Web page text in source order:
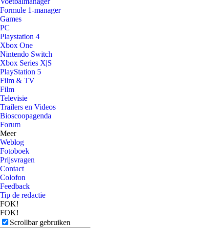
Formule 1-manager
Games
PC
Playstation 4
Xbox One
Nintendo Switch
Xbox Series X|S
PlayStation 5
Film & TV
Film
Televisie
Trailers en Videos
Bioscoopagenda
Forum
Meer
Weblog
Fotoboek
Prijsvragen
Contact
Colofon
Feedback
Tip de redactie
FOK!
FOK!
Scrollbar gebruiken